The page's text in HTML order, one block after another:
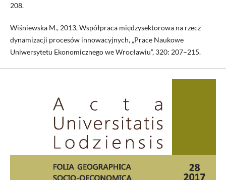
208.
Wiśniewska M., 2013, Współpraca międzysektorowa na rzecz
dynamizacji procesów innowacyjnych, „Prace Naukowe
Uniwersytetu Ekonomicznego we Wrocławiu”, 320: 207–215.